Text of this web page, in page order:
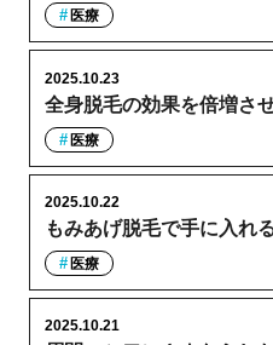
医療
全身脱毛の効果を倍増さ
2025.10.23
医療
もみあげ脱毛で手に入れ
2025.10.22
医療
2025.10.21